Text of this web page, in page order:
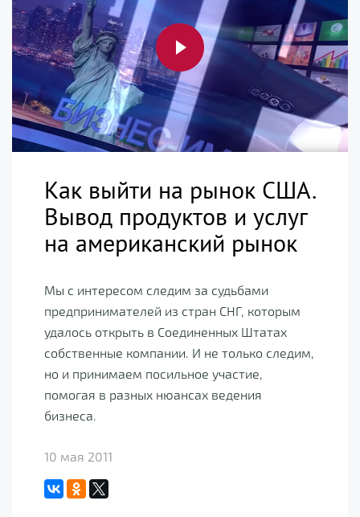
Как выйти на рынок США.
Вывод продуктов и услуг
на американский рынок
Мы с интересом следим за судьбами
предпринимателей из стран СНГ, которым
удалось открыть в Соединенных Штатах
собственные компании. И не только следим,
но и принимаем посильное участие,
помогая в разных нюансах ведения
бизнеса.
10 мая 2011